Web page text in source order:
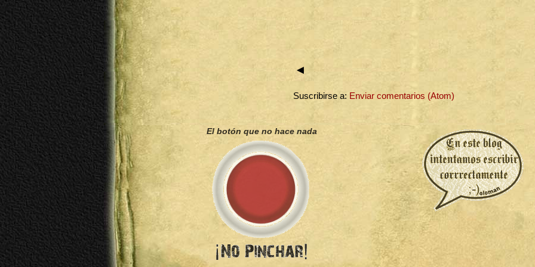
◄
Suscribirse a: Enviar comentarios (Atom)
El botón que no hace nada